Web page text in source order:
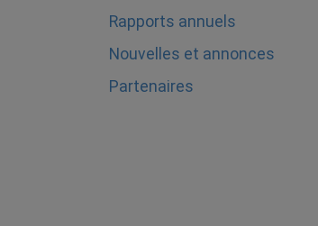
Rapports annuels
Nouvelles et annonces
Partenaires